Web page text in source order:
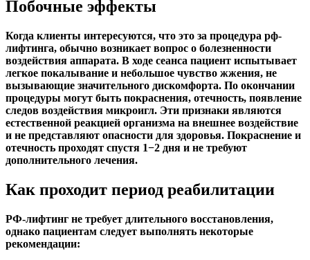
Побочные эффекты
Когда клиенты интересуются, что это за процедура рф-
лифтинга, обычно возникает вопрос о болезненности
воздействия аппарата. В ходе сеанса пациент испытывает
легкое покалывание и небольшое чувство жжения, не
вызывающие значительного дискомфорта. По окончании
процедуры могут быть покраснения, отечность, появление
следов воздействия микроигл. Эти признаки являются
естественной реакцией организма на внешнее воздействие
и не представляют опасности для здоровья. Покраснение и
отечность проходят спустя 1−2 дня и не требуют
дополнительного лечения.
Как проходит период реабилитации
РФ-лифтинг не требует длительного восстановления,
однако пациентам следует выполнять некоторые
рекомендации: